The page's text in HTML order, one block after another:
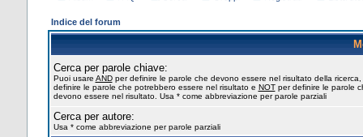
Indice del forum
Cerca per parole chiave:
Puoi usare ANDper definire le parole che devono essere nel risultato della ricerca,
definire le parole che potrebbero essere nel risultato e NOTper definire le parole
devono essere nel risultato. Usa * come abbreviazione per parole parziali
Cerca per autore:
Usa * come abbreviazione per parole parziali